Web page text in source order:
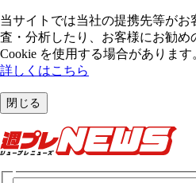
当サイトでは当社の提携先等がお
査・分析したり、お客様にお勧め
Cookie を使⽤する場合があります
詳しくはこちら
閉じる